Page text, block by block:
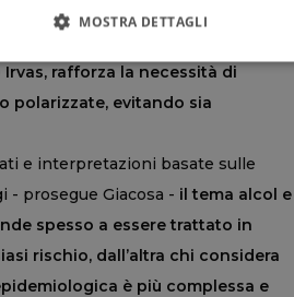
riflettere in parte fattori
essere attribuibili direttamente
rafforza la necessità di
polarizzate, evitando sia
e interpretazioni basate sulle
- prosegue Giacosa - il tema alcol e
spesso a essere trattato in
rischio, dall’altra chi considera
è più complessa e
MOSTRA DETTAGLI